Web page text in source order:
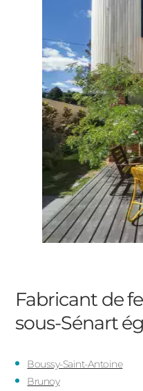
Fabricant de
sous-Sénart
Boussy-Saint-Antoine
Brunoy